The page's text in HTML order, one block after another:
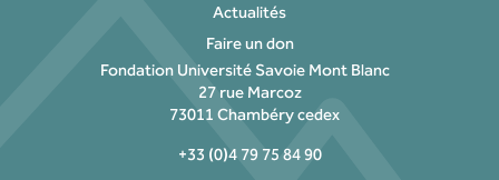
Actualités
Faire un don
Fondation Université Savoie Mont Blanc
27 rue Marcoz
73011 Chambéry cedex
+33 (0)4 79 75 84 90